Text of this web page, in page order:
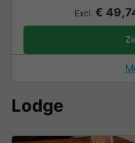
Excl. €
Lodge